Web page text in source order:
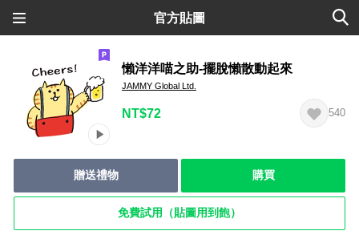
官方貼圖
懶洋洋喵之助-擺脫懶散動起來
JAMMY Global Ltd.
NT$72 540
贈送禮物 購買
免費試用（貼圖用到飽）